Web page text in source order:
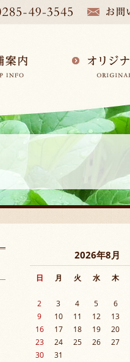
2026年8月
日 月 火 水 木
2
3 4 5 6
9
10 11 12 13
16
17 18 19 20
23
24 25 26 27
30
31